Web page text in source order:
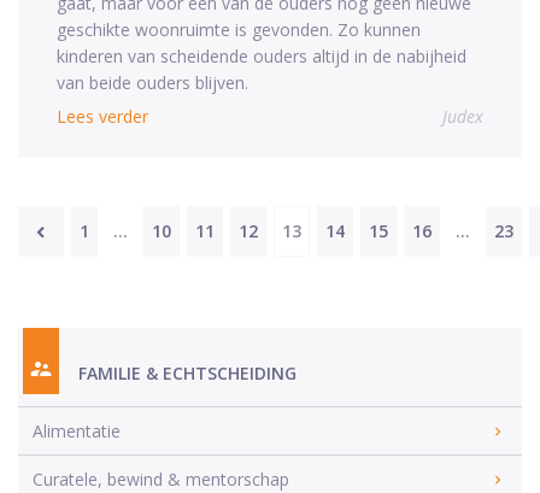
geschikte woonruimte is gevonden. Zo kunnen
kinderen van scheidende ouders altijd in de nabijheid
van beide ouders blijven.
Lees verder
Judex
1 … 10 11 12 13 14 15 16 … 23
FAMILIE & ECHTSCHEIDING
Alimentatie
Curatele, bewind & mentorschap